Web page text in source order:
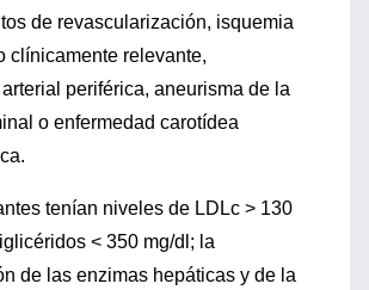
de revascularización, isquemia
clínicamente relevante,
periférica, aneurisma de la
o enfermedad carotídea
tenían niveles de LDLc > 130
< 350 mg/dl; la
de las enzimas hepáticas y de la